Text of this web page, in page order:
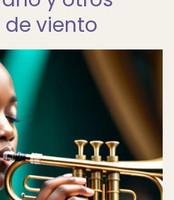
viento